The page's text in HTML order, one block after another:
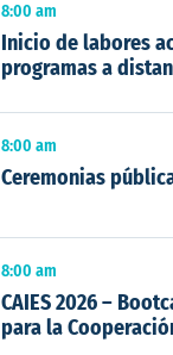
8:00 am
Inicio de labores
programas a
8:00 am
Ceremonias
8:00 am
CAIES 2026 –
para la